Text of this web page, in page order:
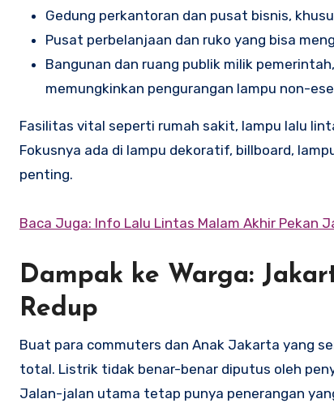
Gedung perkantoran dan pusat bisnis,
Pusat perbelanjaan dan ruko yang bisa
Bangunan dan ruang publik milik
memungkinkan pengurangan lampu non-
Fasilitas vital seperti rumah sakit, lampu lalu
Fokusnya ada di lampu dekoratif, billboard,
penting.
Baca Juga: Info Lalu Lintas Malam Akhir Pekan
Dampak ke Warga:
Redup
Buat para commuters dan Anak Jakarta yang
total. Listrik tidak benar-benar diputus oleh
Jalan-jalan utama tetap punya penerangan